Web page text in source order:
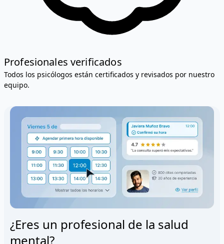
Profesionales verificados
Todos los psicólogos están certificados y revisados por nuestro
equipo.
¿Eres un profesional de la salud
mental?